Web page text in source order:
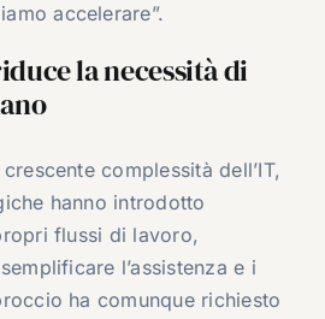
accelerare”.
la necessità di
complessità dell’IT,
hanno introdotto
flussi di lavoro,
l’assistenza e i
ha comunque richiesto